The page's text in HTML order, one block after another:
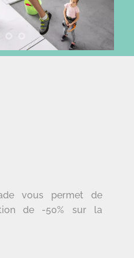
vous permet de
de -50% sur la